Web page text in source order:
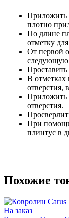
Приложить
плотно
По длине
отметку
От первой
следующую
В отметках
отверстия,
Приложить
отверстия.
При помощи
плинтус в
Похожие
На заказ